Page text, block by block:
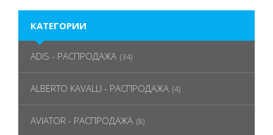
КАТЕГОРИИ
ADIS - РАСПРОДАЖА (34)
ALBERTO KAVALLI - РАСПРОДАЖА (4)
AVIATOR - РАСПРОДАЖА (8)